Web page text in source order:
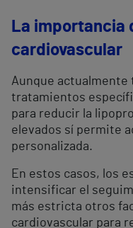
La importancia
cardiovascular
Aunque actualmente
tratamientos
para reducir la
elevados sí permite
personalizada.
En estos casos, los
intensificar el
más estricta otros
cardiovascular para